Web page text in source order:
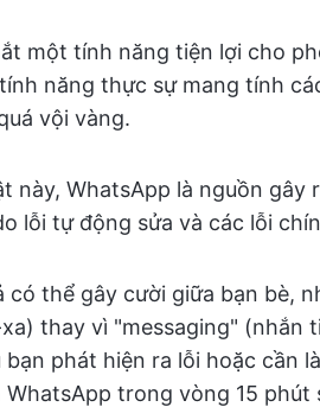
một tính năng tiện lợi cho
năng thực sự mang tính
vội vàng.
này, WhatsApp là nguồn
lỗi tự động sửa và các lỗi
có thể gây cười giữa bạn bè,
thay vì "messaging" (nhắn
bạn phát hiện ra lỗi hoặc cần
trong vòng 15 phút